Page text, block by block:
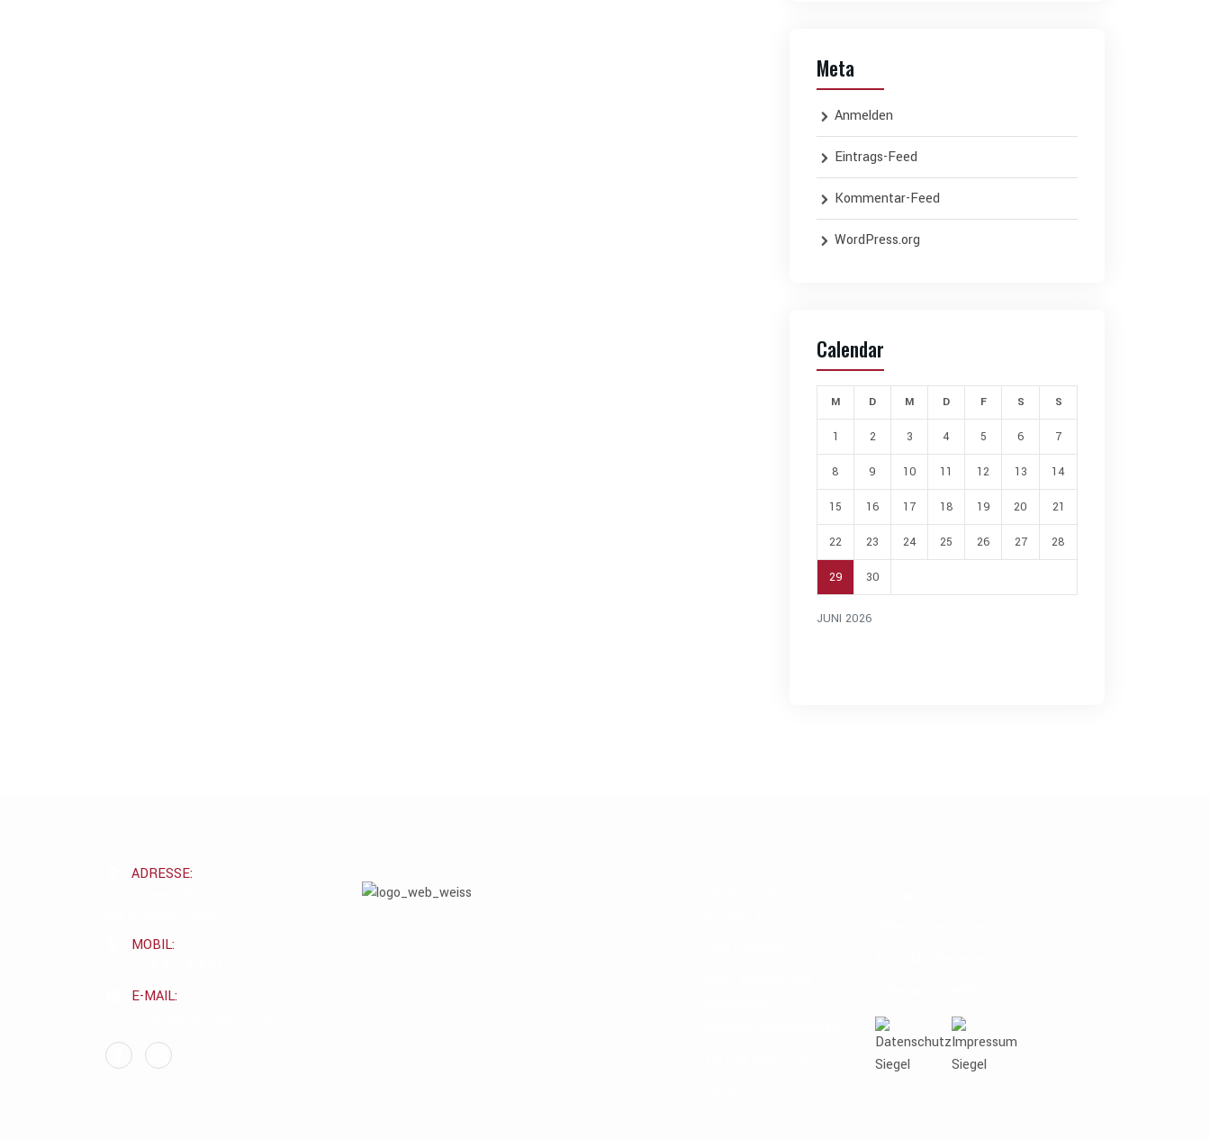
Meta
Anmelden
Eintrags-Feed
Kommentar-Feed
WordPress.org
Calendar
JUNI 2026
M D M D F S S
1 2 3 4 5 6 7
8 9 10 11 12 13 14
15 16 17 18 19 20 21
22 23 24 25 26 27 28
29 30
ADRESSE:
MOBIL:
E-MAIL: